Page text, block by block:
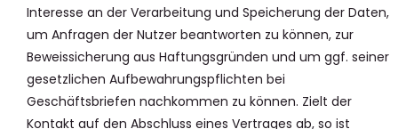
Interesse an der Verarbeitung und Speicherung der Daten,
um Anfragen der Nutzer beantworten zu können, zur
Beweissicherung aus Haftungsgründen und um ggf. seiner
gesetzlichen Aufbewahrungspflichten bei
Geschäftsbriefen nachkommen zu können. Zielt der
Kontakt auf den Abschluss eines Vertrages ab, so ist